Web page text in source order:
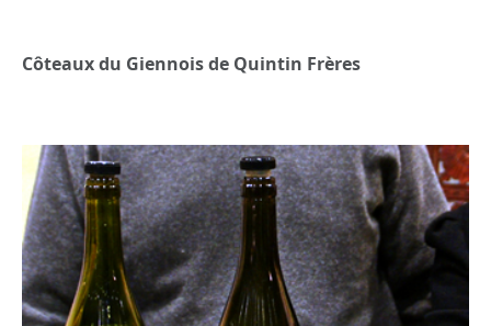
Côteaux du Giennois de Quintin Frères